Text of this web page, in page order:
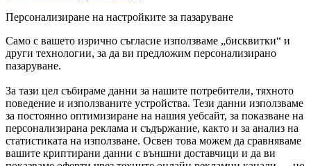
Персонализиране на настройките за пазаруване
Само с вашето изрично съгласие използваме „бисквитки“ и
други технологии, за да ви предложим персонализирано
пазаруване.
За тази цел събираме данни за нашите потребители, тяхното
поведение и използваните устройства. Тези данни използваме
за постоянно оптимизиране на нашия уебсайт, за показване на
персонализирана реклама и съдържание, както и за анализ на
статистиката на използване. Освен това можем да сравняваме
вашите криптирани данни с външни доставчици и да ви